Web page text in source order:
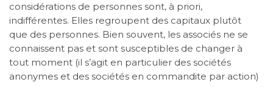
considérations de personnes sont, à priori,
indifférentes. Elles regroupent des capitaux plutôt
que des personnes. Bien souvent, les associés ne se
connaissent pas et sont susceptibles de changer à
tout moment (il s’agit en particulier des sociétés
anonymes et des sociétés en commandite par action)